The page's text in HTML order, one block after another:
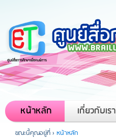
หน้าหลัก เกี่ยวกับเรา
ขณะนี้คุณอยู่ที่ › หน้าหลัก